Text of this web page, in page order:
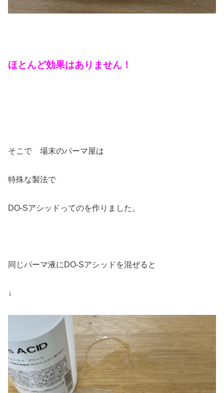
ほとんど効果はありません！
そこで 場末のパーマ屋は
特殊な製法で
DO-Sアシッドってのを作りました。
同じパーマ液にDO-Sアシッドを混ぜると
↓